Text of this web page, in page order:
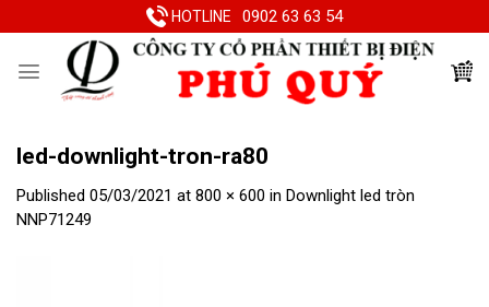
to
HOTLINE 0902 63 63 54
led-downlight-tron-ra80
Published 05/03/2021 at 800 × 600 in Downlight led tròn
NNP71249